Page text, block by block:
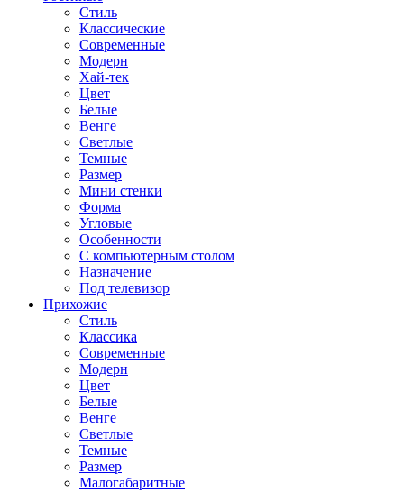
Стиль
Классические
Современные
Модерн
Хай-тек
Цвет
Белые
Венге
Светлые
Темные
Размер
Мини стенки
Форма
Угловые
Особенности
С компьютерным столом
Назначение
Под телевизор
Прихожие
Стиль
Классика
Современные
Модерн
Цвет
Белые
Венге
Светлые
Темные
Размер
Малогабаритные